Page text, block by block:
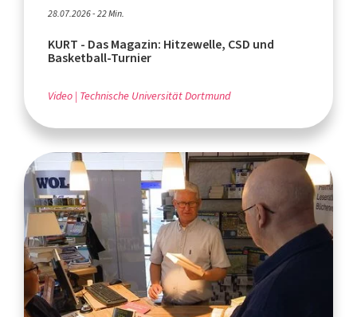
28.07.2026 - 22 Min.
KURT - Das Magazin: Hitzewelle, CSD und
Basketball-Turnier
Video Technische Universität Dortmund